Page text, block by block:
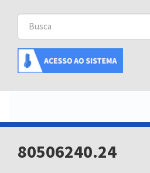
Buscar
Busca
80506240.24